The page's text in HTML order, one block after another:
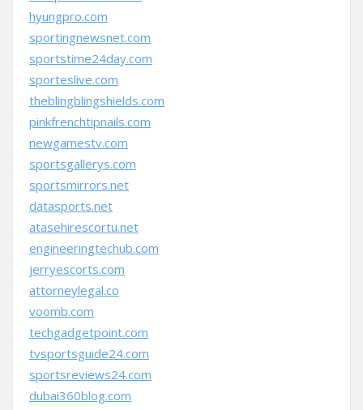
hyungpro.com
sportingnewsnet.com
sportstime24day.com
sporteslive.com
theblingblingshields.com
pinkfrenchtipnails.com
newgamestv.com
sportsgallerys.com
sportsmirrors.net
datasports.net
atasehirescortu.net
engineeringtechub.com
jerryescorts.com
attorneylegal.co
voomb.com
techgadgetpoint.com
tvsportsguide24.com
sportsreviews24.com
dubai360blog.com